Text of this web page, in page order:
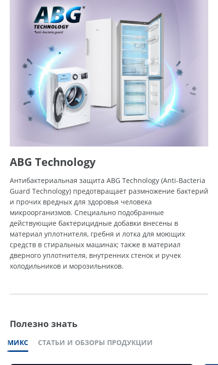
ABG Technology
Антибактериальная защита ABG Technology (Anti-Bacteria
Guard Technology) предотвращает размножение бактерий
и прочих вредных для здоровья человека
микроорганизмов. Специально подобранные
действующие бактерицидные добавки внесены в
материал уплотнителя, гребня и лотка для моющих
средств в стиральных машинах; также в материал
дверного уплотнителя, внутренних стенок и ручек
холодильников и морозильников.
Полезно знать
МИКС СТАТЬИ И ОБЗОРЫ ПРОДУКЦИИ